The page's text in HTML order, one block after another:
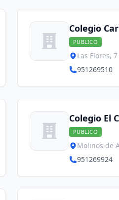
Colegio
PUBLICO
951269510
Colegio El
PUBLICO
951269924